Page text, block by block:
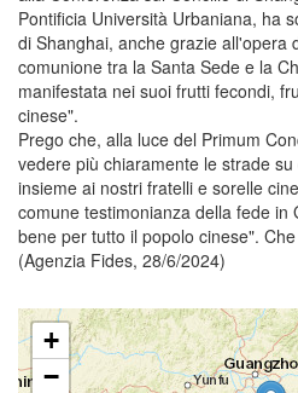
Pontificia Università Urbaniana, ha
di Shanghai, anche grazie all'opera
comunione tra la Santa Sede e la
manifestata nei suoi frutti fecondi,
cinese".
Prego che, alla luce del Primum
vedere più chiaramente le strade
insieme ai nostri fratelli e sorelle
comune testimonianza della fede in
bene per tutto il popolo cinese".
(Agenzia Fides, 28/6/2024)
+
−